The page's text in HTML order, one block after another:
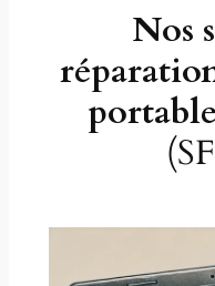
Nos